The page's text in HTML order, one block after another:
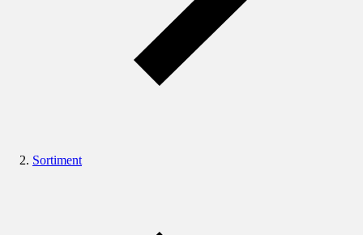
Sortiment